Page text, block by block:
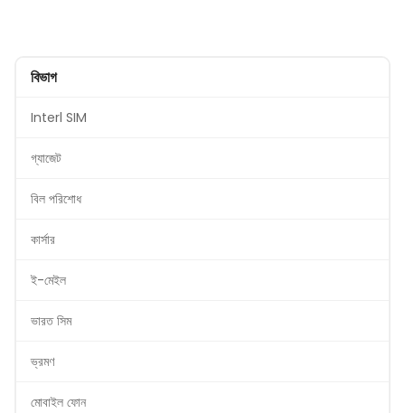
বিভাগ
Interl SIM
গ্যাজেট
বিল পরিশোধ
কার্সার
ই-মেইল
ভারত সিম
ভ্রমণ
মোবাইল ফোন